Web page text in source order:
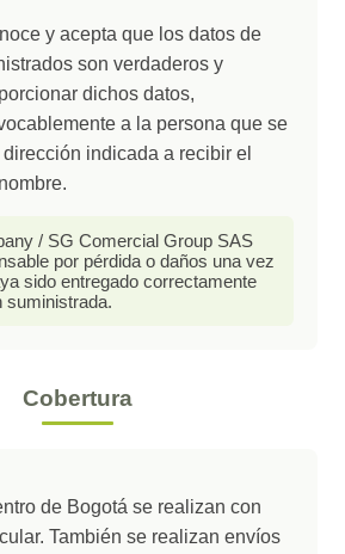
y acepta que los datos de
son verdaderos y
dichos datos,
a la persona que se
indicada a recibir el
/ SG Comercial Group SAS
por pérdida o daños una vez
sido entregado correctamente
suministrada.
Cobertura
de Bogotá se realizan con
También se realizan envíos